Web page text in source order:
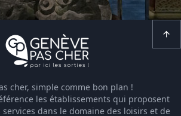
cher, simple comme bon plan !
les établissements qui proposent
services dans le domaine des loisirs et de